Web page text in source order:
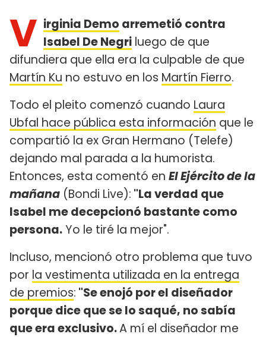
V irginia Demo arremetió contra
Isabel De Negri luego de que
difundiera que ella era la culpable de que
Martín Ku no estuvo en los Martín Fierro.
Todo el pleito comenzó cuando Laura
Ubfal hace pública esta información que le
compartió la ex Gran Hermano (Telefe)
dejando mal parada a la humorista.
Entonces, esta comentó en El Ejército de la
mañana (Bondi Live): "La verdad que
Isabel me decepcionó bastante como
persona.Yo le tiré la mejor".
Incluso, mencionó otro problema que tuvo
por la vestimenta utilizada en la entrega
de premios: "Se enojó por el diseñador
porque dice que se lo saqué, no sabía
que era exclusivo.A mí el diseñador me